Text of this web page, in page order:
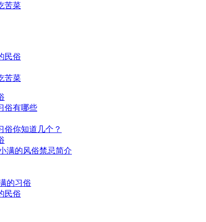
苦菜
民俗
苦菜
俗有哪些
俗你知道几个？
满的风俗禁忌简介
的习俗
民俗